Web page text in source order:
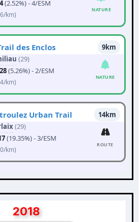
(2.52%) - 4/ESM
km)
NATURE
des Enclos
9km
(29)
(5.26%) - 2/ESM
km)
NATURE
Urban Trail
14km
(29)
(19.35%) - 3/ESM
km)
ROUTE
2018